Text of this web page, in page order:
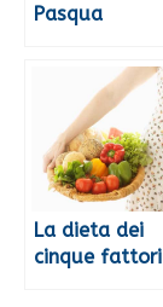
Pasqua
La dieta dei
cinque fattori